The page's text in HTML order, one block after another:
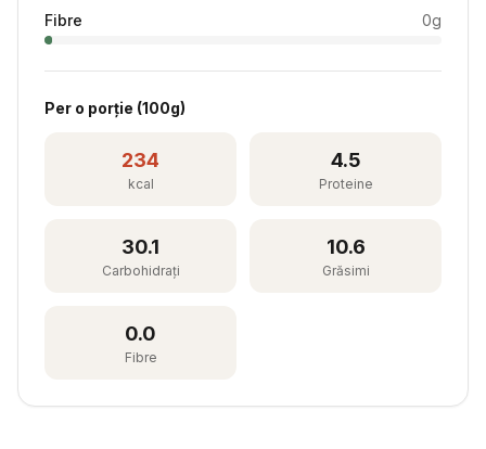
Fibre 0g
Per o porție (100g)
234
kcal
4.5
Proteine
30.1
Carbohidrați
10.6
Grăsimi
0.0
Fibre